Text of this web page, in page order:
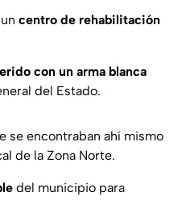
centro de rehabilitación
con un arma blanca
del Estado.
se encontraban ahí mismo
de la Zona Norte.
del municipio para